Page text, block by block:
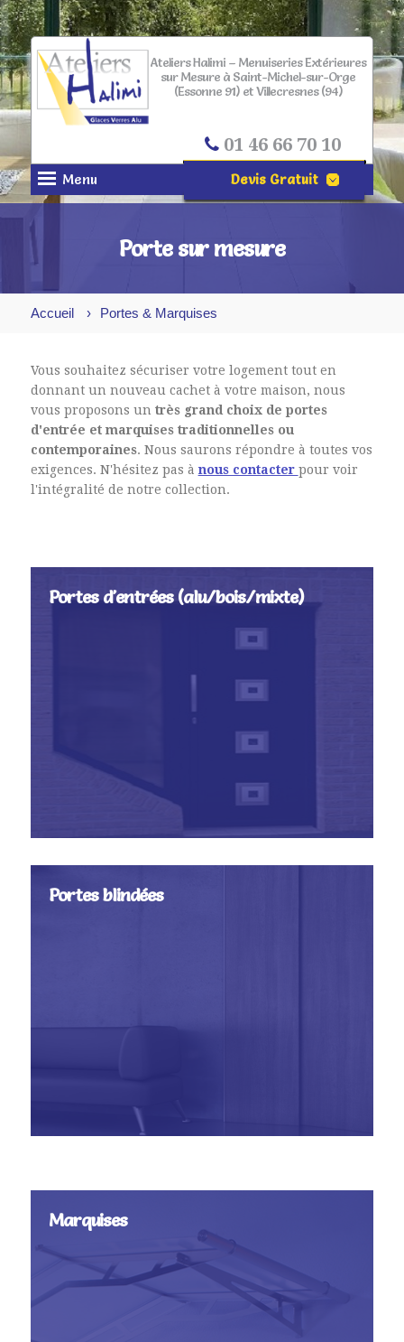
Ateliers Halimi – Menuiseries Extérieures
sur Mesure à Saint-Michel-sur-Orge
(Essonne 91) et Villecresnes (94)
01 46 66 70 10
Menu Devis Gratuit
NOM*
PRÉNOM
EMAIL*
VILLE*
VOTRE DEMANDE*
Porte sur mesure
Accueil Portes & Marquises
Vous souhaitez sécuriser votre logement tout en
donnant un nouveau cachet à votre maison, nous
vous proposons un très grand choix de portes
d'entrée et marquises traditionnelles ou
contemporaines. Nous saurons répondre à toutes vos
exigences. N'hésitez pas à nous contacter pour voir
l'intégralité de notre collection.
Portes d'entrées (alu/bois/mixte)
Portes blindées
Marquises